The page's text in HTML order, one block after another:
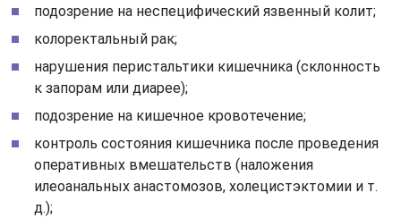
подозрение на неспецифический язвенный колит;
колоректальный рак;
нарушения перистальтики кишечника (склонность
к запорам или диарее);
подозрение на кишечное кровотечение;
контроль состояния кишечника после проведения
оперативных вмешательств (наложения
илеоанальных анастомозов, холецистэктомии и т.
д.);